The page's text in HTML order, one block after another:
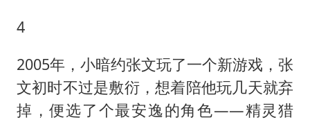
4
2005年，小暗约张文玩了一个新游戏，张
文初时不过是敷衍，想着陪他玩几天就弃
掉，便选了个最安逸的角色——精灵猎